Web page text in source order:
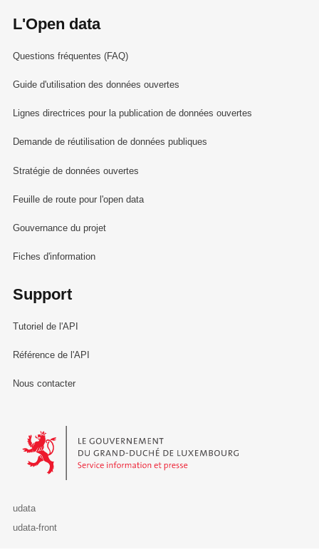
L'Open data
Questions fréquentes (FAQ)
Guide d'utilisation des données ouvertes
Lignes directrices pour la publication de données ouvertes
Demande de réutilisation de données publiques
Stratégie de données ouvertes
Feuille de route pour l'open data
Gouvernance du projet
Fiches d'information
Support
Tutoriel de l'API
Référence de l'API
Nous contacter
Le Gouvernement du Grand-Duché de Luxembourg - Service
udata
udata-front